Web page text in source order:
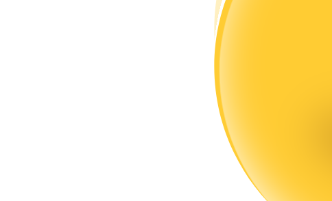
Анализ больших данных, включая торговую информацию и т. д.